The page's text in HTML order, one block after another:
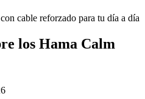
cable reforzado para tu día a día
los Hama Calm